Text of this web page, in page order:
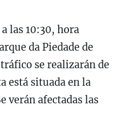
las 10:30, hora
da Piedade de
se realizarán de
está situada en la
verán afectadas las